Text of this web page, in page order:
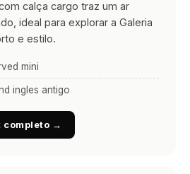
calça cargo traz um ar
ideal para explorar a Galeria
e estilo.
mini
ingles antigo
completo →